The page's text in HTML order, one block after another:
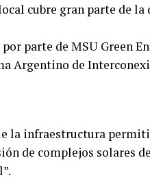
cubre gran parte de la
parte de MSU Green
Argentino de
la infraestructura
de complejos solares